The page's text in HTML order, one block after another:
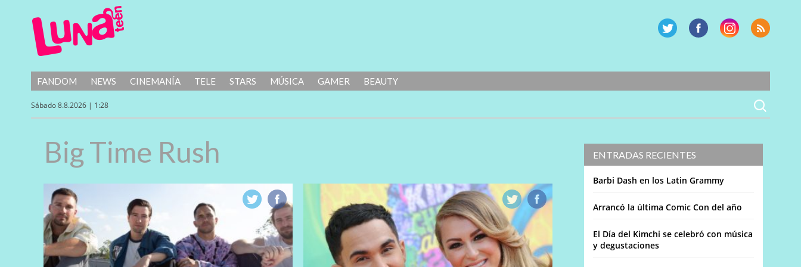
FANDOM NEWS CINEMANÍA TELE STARS MÚSICA GAMER BEAUTY
Sábado 8.8.2026 | 1:28
ENTRADAS RECIENTES
Barbi Dash en los Latin Grammy
Arrancó la última Comic Con del año
El Día del Kimchi se celebró con música
y degustaciones
Big Time Rush